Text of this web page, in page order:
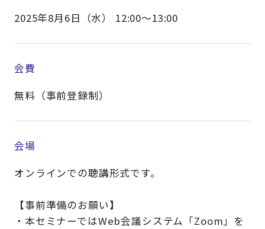
2025年8月6日（水） 12:00～13:00
会費
無料（事前登録制）
会場
オンラインでの聴講形式です。
【事前準備のお願い】
・本セミナーではWeb会議システム「Zoom」を